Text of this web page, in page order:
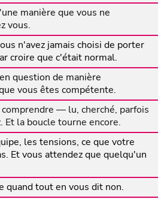
manière que vous ne
vous.
n'avez jamais choisi de porter
croire que c'était normal.
question de manière
vous êtes compétente.
comprendre — lu, cherché, parfois
Et la boucle tourne encore.
les tensions, ce que votre
Et vous attendez que quelqu'un
quand tout en vous dit non.